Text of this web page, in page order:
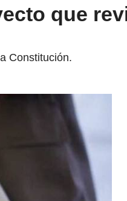
que
Constitución.